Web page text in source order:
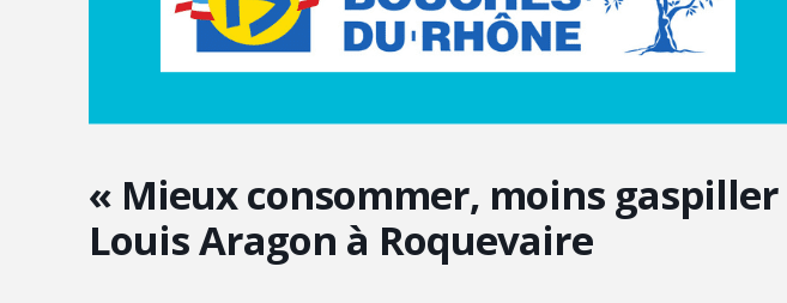
« Mieux consommer, moins
Louis Aragon à Roquevaire